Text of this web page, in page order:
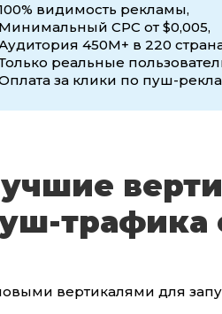
видимость рекламы,
Минимальный CPC от $0,005,
450M+ в 220
реальные
за клики по пуш-
трафика
вертикалями для